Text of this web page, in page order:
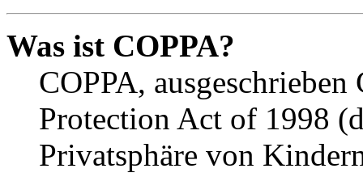
Was ist COPPA?
COPPA,
Protection Act of 1998
Privatsphäre von